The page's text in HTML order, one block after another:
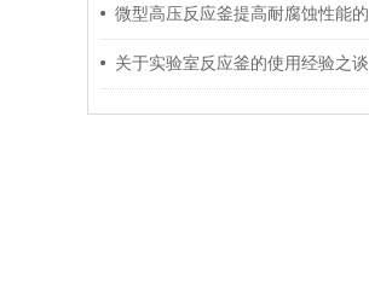
关于实验室反应釜的使用经验之谈